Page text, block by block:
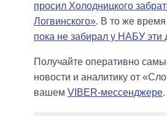
просил Холодницкого
Логвинского». В то же время
пока не забирал у НАБУ эти
Получайте оперативно
новости и аналитику от
вашем VIBER-мессенджере.